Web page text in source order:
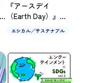
『アースデイ
（Earth Day）』と
は？｜できること
や企業の取り組
紹介！
エシカル／サステナブル